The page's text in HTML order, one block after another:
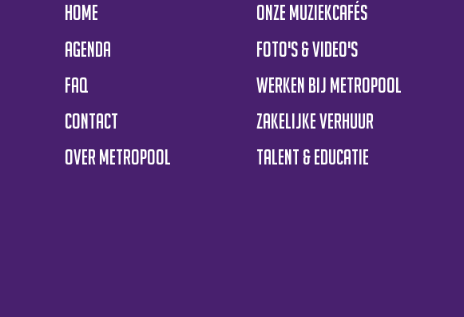
Home
Agenda
FAQ
Contact
Over Metropool
Onze muziekcafés
Foto's & Video's
Werken bij Metropool
Zakelijke verhuur
Talent & educatie